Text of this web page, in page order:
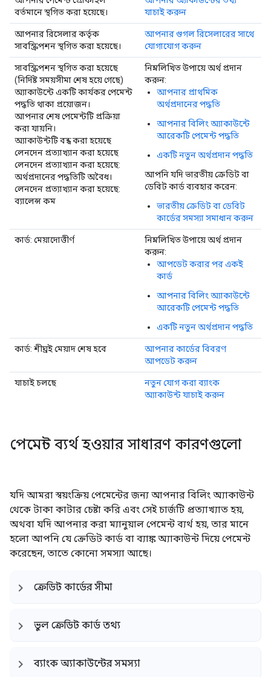
বর্তমানে স্থগিত করা হয়েছে।
যাচাই করুন
আপনার রিসেলার কর্তৃক
সাবস্ক্রিপশন স্থগিত করা হয়েছে।
আপনার গুগল রিসেলারের সাথে
যোগাযোগ করুন
সাবস্ক্রিপশন স্থগিত করা হয়েছে
(নির্দিষ্ট সময়সীমা শেষ হয়ে গেছে)
অ্যাকাউন্টে একটি কার্যকর পেমেন্ট
পদ্ধতি থাকা প্রয়োজন।
আপনার শেষ পেমেন্টটি প্রক্রিয়া
করা যায়নি।
অ্যাকাউন্টটি বন্ধ করা হয়েছে
লেনদেন প্রত্যাখ্যান করা হয়েছে
লেনদেন প্রত্যাখ্যান করা হয়েছে:
অর্থপ্রদানের পদ্ধতিটি অবৈধ।
লেনদেন প্রত্যাখ্যান করা হয়েছে:
ব্যালেন্স কম
নিম্নলিখিত উপায়ে অর্থ প্রদান
করুন:
আপনার প্রাথমিক
অর্থপ্রদানের পদ্ধতি
আপনার বিলিং অ্যাকাউন্টে
আরেকটি পেমেন্ট পদ্ধতি
একটি নতুন অর্থপ্রদান পদ্ধতি
আপনি যদি ভারতীয় ক্রেডিট বা
ডেবিট কার্ড ব্যবহার করেন:
ভারতীয় ক্রেডিট বা ডেবিট
কার্ডের সমস্যা সমাধান করুন
কার্ড: মেয়াদোত্তীর্ণ
নিম্নলিখিত উপায়ে অর্থ প্রদান
করুন:
আপডেট করার পর একই
কার্ড
আপনার বিলিং অ্যাকাউন্টে
আরেকটি পেমেন্ট পদ্ধতি
একটি নতুন অর্থপ্রদান পদ্ধতি
কার্ড: শীঘ্রই মেয়াদ শেষ হবে
আপনার কার্ডের বিবরণ
আপডেট করুন
যাচাই চলছে
নতুন যোগ করা ব্যাংক
অ্যাকাউন্ট যাচাই করুন
পেমেন্ট ব্যর্থ হওয়ার সাধারণ কারণগুলো
যদি আমরা স্বয়ংক্রিয় পেমেন্টের জন্য আপনার বিলিং অ্যাকাউন্ট
থেকে টাকা কাটার চেষ্টা করি এবং সেই চার্জটি প্রত্যাখ্যাত হয়,
অথবা যদি আপনার করা ম্যানুয়াল পেমেন্ট ব্যর্থ হয়, তার মানে
হলো আপনি যে ক্রেডিট কার্ড বা ব্যাঙ্ক অ্যাকাউন্ট দিয়ে পেমেন্ট
করেছেন, তাতে কোনো সমস্যা আছে।
ক্রেডিট কার্ডের সীমা
ভুল ক্রেডিট কার্ড তথ্য
ব্যাংক অ্যাকাউন্টের সমস্যা